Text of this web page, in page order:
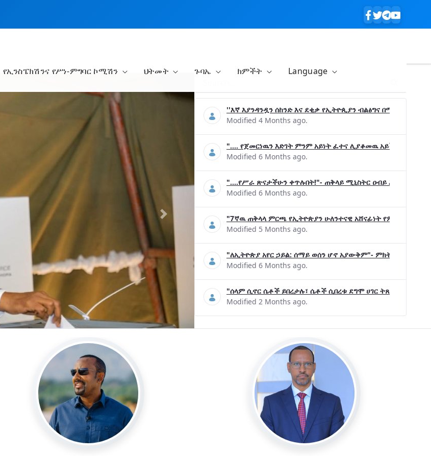
የኢንስፔክሽንና የሥነ-ምግባር ኮሚሽን ህትመት ጉባኤ ክምችት Language
Next
''እኛ እያንዳንዷን ሰከንድ እና ደቂቃ የኢትዮጲያን ብልፅግና በሚያረጋግጡ
Modified 4 Months ago.
".... የጀመርነዉን እድገት ምንም አይነት ፈተና ሊያቆመዉ አይችልም"-
Modified 6 Months ago.
"....የሥራ ጽናታችሁን ቀጥሉበት!"- ጠቅላይ ሚኒስትር ዐብይ አሕመድ (ዶ/ር)
Modified 6 Months ago.
"7ኛዉ ጠቅላላ ምርጫ የኢትዮጵያን ሁለንተናዊ አሸናፊነት የምናረጋግጥበት
Modified 5 Months ago.
"ለኢትዮጵያ አየር ኃይል: ሰማይ ወሰን ሆኖ አያውቅም"- ምክትል ጠቅላይ
Modified 6 Months ago.
"ሰላም ሲኖር ሴቶች ይበረታሉ፣ ሴቶች ሲበረቱ ደግሞ ሀገር ትጸናለች"- ዶ/ር
Modified 2 Months ago.